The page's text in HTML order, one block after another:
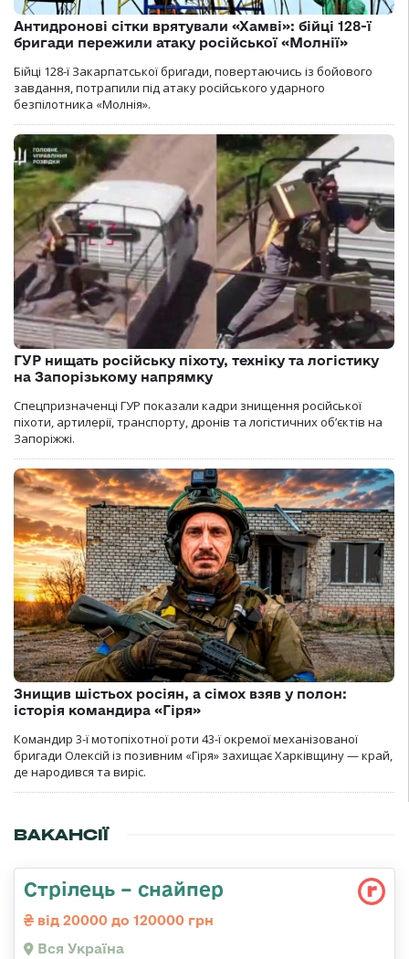
Антидронові сітки врятували «Хамві»: бійці 128-ї
бригади пережили атаку російської «Молнії»
Бійці 128-ї Закарпатської бригади, повертаючись із бойового
завдання, потрапили під атаку російського ударного
безпілотника «Молнія».
ГУР нищать російську піхоту, техніку та логістику
на Запорізькому напрямку
Спецпризначенці ГУР показали кадри знищення російської
піхоти, артилерії, транспорту, дронів та логістичних об’єктів на
Запоріжжі.
Знищив шістьох росіян, а сімох взяв у полон:
історія командира «Гіря»
Командир 3-ї мотопіхотної роти 43-ї окремої механізованої
бригади Олексій із позивним «Гіря» захищає Харківщину — край,
де народився та виріс.
ВАКАНСІЇ
Стрілець – снайпер
від 20000 до 120000 грн
Вся Україна